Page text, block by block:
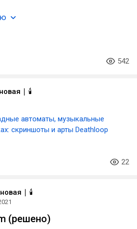
542
∣ 🕯️
автоматы, музыкальные
скриншоты и арты Deathloop
22
∣ 🕯️
(решено)